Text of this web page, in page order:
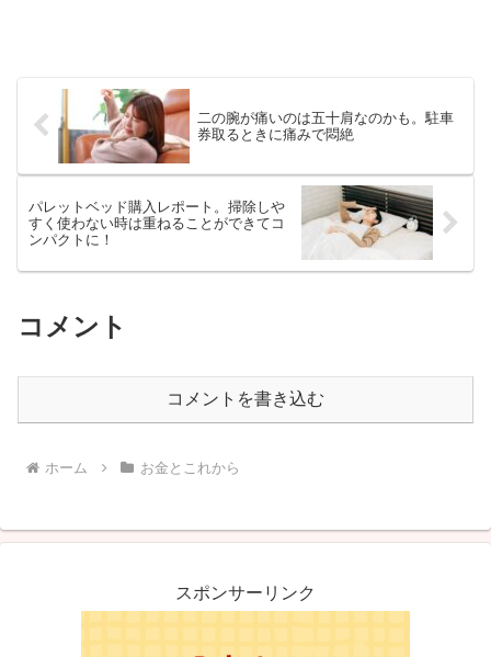
二の腕が痛いのは五十肩なのかも。駐車
券取るときに痛みで悶絶
パレットベッド購入レポート。掃除しや
すく使わない時は重ねることができてコ
ンパクトに！
コメント
コメントを書き込む
ホーム お金とこれから
スポンサーリンク